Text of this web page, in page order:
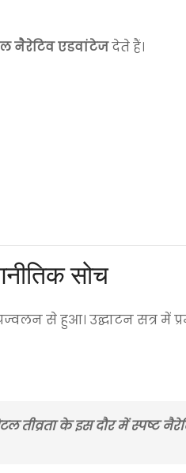
नैरेटिव एडवांटेजदेते हैं।
सोच
से हुआ। उद्घाटन सत्र
तीव्रता के इस दौर में स्पष्ट